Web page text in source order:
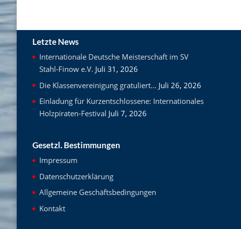
Letzte News
Internationale Deutsche Meisterschaft im SV
Stahl-Finow e.V. Juli 31, 2026
Die Klassenvereinigung gratuliert… Juli 26, 2026
Einladung für Kurzentschlossene: Internationales
Holzpiraten-Festival Juli 7, 2026
Gesetzl. Bestimmungen
Impressum
Datenschutzerklärung
Allgemeine Geschäftsbedingungen
Kontakt